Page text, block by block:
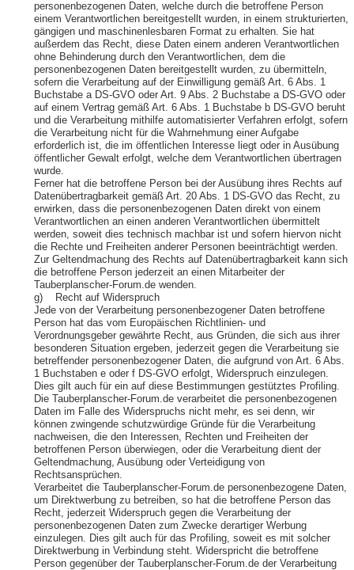
personenbezogenen Daten, welche durch die betroffene Person
einem Verantwortlichen bereitgestellt wurden, in einem strukturierten,
gängigen und maschinenlesbaren Format zu erhalten. Sie hat
außerdem das Recht, diese Daten einem anderen Verantwortlichen
ohne Behinderung durch den Verantwortlichen, dem die
personenbezogenen Daten bereitgestellt wurden, zu übermitteln,
sofern die Verarbeitung auf der Einwilligung gemäß Art. 6 Abs. 1
Buchstabe a DS-GVO oder Art. 9 Abs. 2 Buchstabe a DS-GVO oder
auf einem Vertrag gemäß Art. 6 Abs. 1 Buchstabe b DS-GVO beruht
und die Verarbeitung mithilfe automatisierter Verfahren erfolgt, sofern
die Verarbeitung nicht für die Wahrnehmung einer Aufgabe
erforderlich ist, die im öffentlichen Interesse liegt oder in Ausübung
öffentlicher Gewalt erfolgt, welche dem Verantwortlichen übertragen
wurde.
Ferner hat die betroffene Person bei der Ausübung ihres Rechts auf
Datenübertragbarkeit gemäß Art. 20 Abs. 1 DS-GVO das Recht, zu
erwirken, dass die personenbezogenen Daten direkt von einem
Verantwortlichen an einen anderen Verantwortlichen übermittelt
werden, soweit dies technisch machbar ist und sofern hiervon nicht
die Rechte und Freiheiten anderer Personen beeinträchtigt werden.
Zur Geltendmachung des Rechts auf Datenübertragbarkeit kann sich
die betroffene Person jederzeit an einen Mitarbeiter der
Tauberplanscher-Forum.de wenden.
g) Recht auf Widerspruch
Jede von der Verarbeitung personenbezogener Daten betroffene
Person hat das vom Europäischen Richtlinien- und
Verordnungsgeber gewährte Recht, aus Gründen, die sich aus ihrer
besonderen Situation ergeben, jederzeit gegen die Verarbeitung sie
betreffender personenbezogener Daten, die aufgrund von Art. 6 Abs.
1 Buchstaben e oder f DS-GVO erfolgt, Widerspruch einzulegen.
Dies gilt auch für ein auf diese Bestimmungen gestütztes Profiling.
Die Tauberplanscher-Forum.de verarbeitet die personenbezogenen
Daten im Falle des Widerspruchs nicht mehr, es sei denn, wir
können zwingende schutzwürdige Gründe für die Verarbeitung
nachweisen, die den Interessen, Rechten und Freiheiten der
betroffenen Person überwiegen, oder die Verarbeitung dient der
Geltendmachung, Ausübung oder Verteidigung von
Rechtsansprüchen.
Verarbeitet die Tauberplanscher-Forum.de personenbezogene Daten,
um Direktwerbung zu betreiben, so hat die betroffene Person das
Recht, jederzeit Widerspruch gegen die Verarbeitung der
personenbezogenen Daten zum Zwecke derartiger Werbung
einzulegen. Dies gilt auch für das Profiling, soweit es mit solcher
Direktwerbung in Verbindung steht. Widerspricht die betroffene
Person gegenüber der Tauberplanscher-Forum.de der Verarbeitung